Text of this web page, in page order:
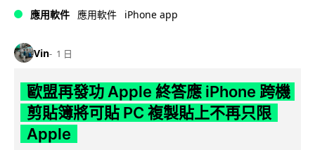
應用軟件 應用軟件 iPhone app
Vin 1 日
歐盟再發功 Apple 終答應 iPhone 跨機
剪貼簿將可貼 PC 複製貼上不再只限
Apple